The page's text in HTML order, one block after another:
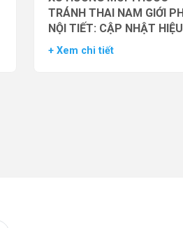
TRÁNH THAI NAM GIỚI PHI
NỘI TIẾT: CẬP NHẬT HIỆU
QUẢ THỬ NGHIỆM LÂM
+ Xem chi tiết